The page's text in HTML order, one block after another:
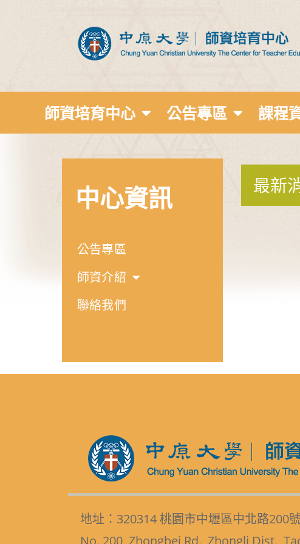
師資培育中心 公告專區 課程
中心資訊
公告專區
師資介紹
聯絡我們
最新
地址：320314 桃園市中壢區中北路200
No. 200, Zhongbei Rd., Zhongli Dist.,